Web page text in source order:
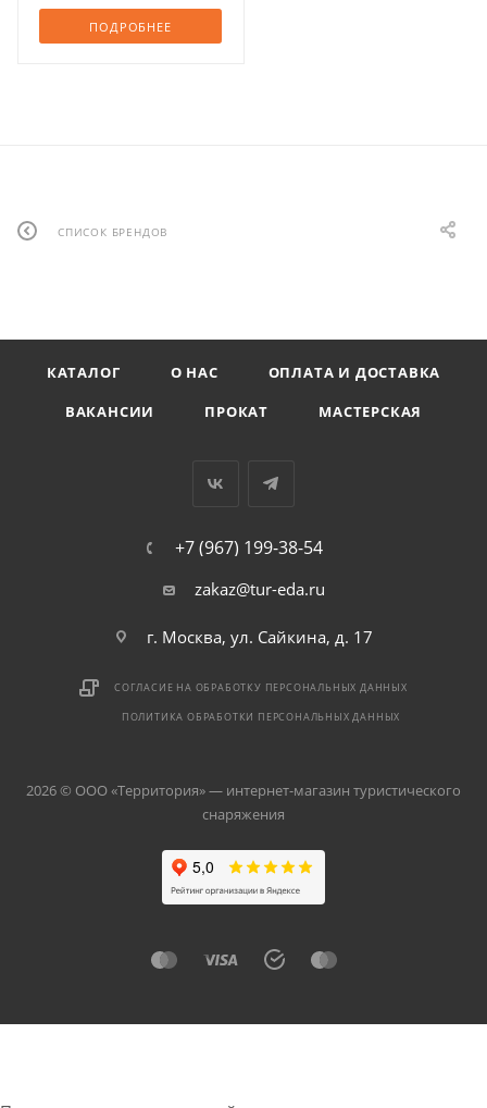
ПОДРОБНЕЕ
СПИСОК БРЕНДОВ
КАТАЛОГ О НАС
ОПЛАТА И ДОСТАВКА
ВАКАНСИИ
ПРОКАТ МАСТЕРСКАЯ
+7 (967) 199-38-54
zakaz@tur-eda.ru
г. Москва, ул. Сайкина, д. 17
СОГЛАСИЕ НА ОБРАБОТКУ ПЕРСОНАЛЬНЫХ ДАННЫХ
ПОЛИТИКА ОБРАБОТКИ ПЕРСОНАЛЬНЫХ ДАННЫХ
2026 © ООО «Территория» — интернет-магазин туристического
снаряжения